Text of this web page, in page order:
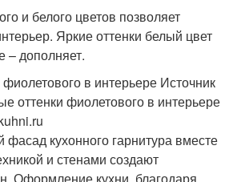
и белого цветов позволяет
Яркие оттенки белый цвет
– дополняет.
в интерьере Источник
оттенки фиолетового в интерьере
кухонного гарнитура вместе
и стенами создают